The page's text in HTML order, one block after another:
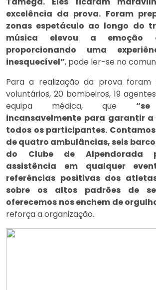
excelência da prova. Foram
zonas espetáculo ao longo do
música elevou a emoção
proporcionando uma
inesquecível”, pode ler-se no
Para a realização da prova foram
voluntários, 20 bombeiros, 19
equipa médica, que
incansavelmente para garantir a
todos os participantes.
de quatro ambulâncias, seis
do Clube de Alpendorada
assistência em qualquer
referências positivas dos
sobre os altos padrões de
oferecemos nos enchem de
reforça a organização.